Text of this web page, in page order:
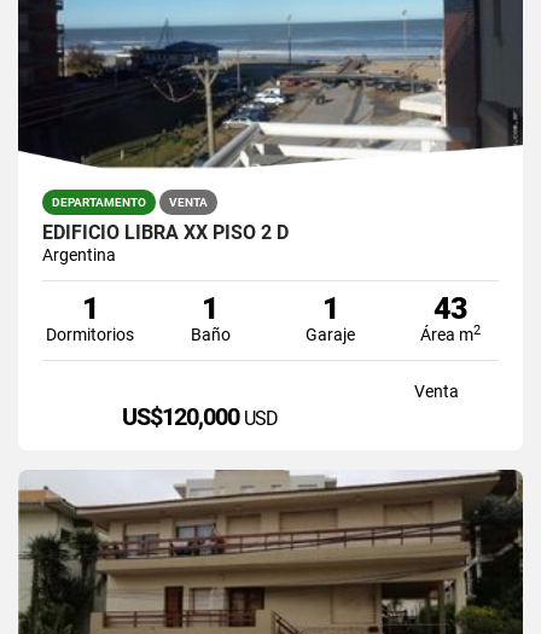
DEPARTAMENTO VENTA
EDIFICIO LIBRA XX PISO 2 D
Argentina
1
Dormitorios
1
Baño
1
Garaje
43
Área m2
Venta
US$120,000 USD